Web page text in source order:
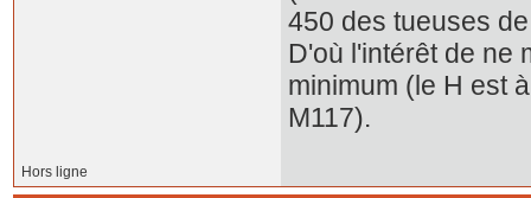
450 des tueuses
D'où l'intérêt de ne
minimum (le H est
M117).
Hors ligne